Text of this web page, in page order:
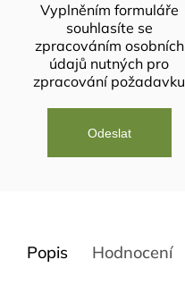
Vyplněním formuláře
souhlasíte se
zpracováním osobních
údajů nutných pro
zpracování požadavku
Popis Hodnocení